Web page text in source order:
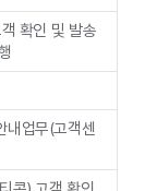
선수, 신용회복
통정보
확인 및 발송
내업무(고객센